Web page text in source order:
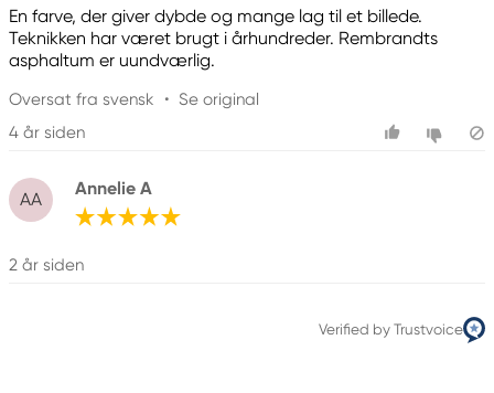
En farve, der giver dybde og mange lag til et billede.
Teknikken har været brugt i århundreder. Rembrandts
asphaltum er uundværlig.
Oversat fra svensk • Se original
4 år siden
AA
Annelie A
2 år siden
Verified by Trustvoice